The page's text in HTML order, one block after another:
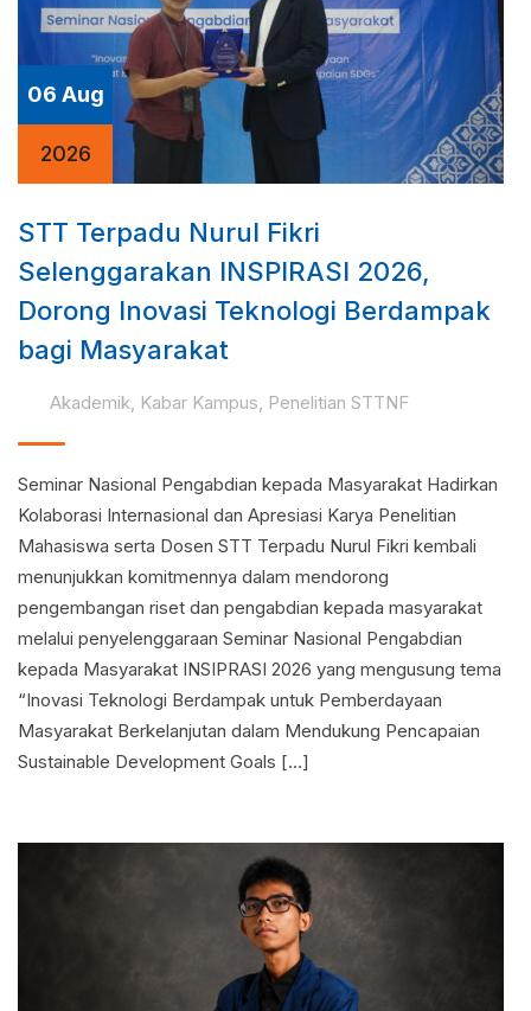
06 Aug
2026
STT Terpadu Nurul Fikri
Selenggarakan INSPIRASI 2026,
Dorong Inovasi Teknologi Berdampak
bagi Masyarakat
Akademik, Kabar Kampus, Penelitian STTNF
Seminar Nasional Pengabdian kepada Masyarakat Hadirkan
Kolaborasi Internasional dan Apresiasi Karya Penelitian
Mahasiswa serta Dosen STT Terpadu Nurul Fikri kembali
menunjukkan komitmennya dalam mendorong
pengembangan riset dan pengabdian kepada masyarakat
melalui penyelenggaraan Seminar Nasional Pengabdian
kepada Masyarakat INSIPRASI 2026 yang mengusung tema
“Inovasi Teknologi Berdampak untuk Pemberdayaan
Masyarakat Berkelanjutan dalam Mendukung Pencapaian
Sustainable Development Goals […]